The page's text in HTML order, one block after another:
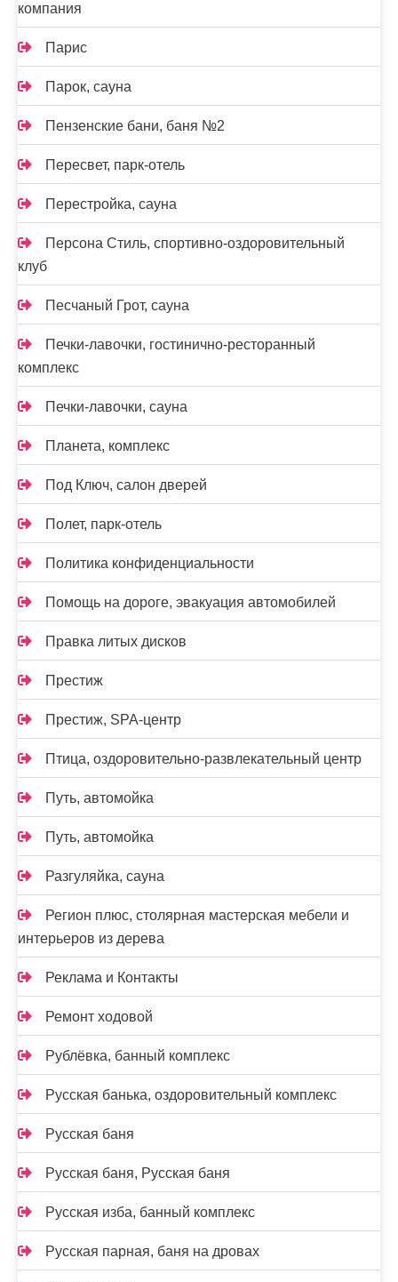
компания
Парис
Парок, сауна
Пензенские бани, баня №2
Пересвет, парк-отель
Перестройка, сауна
Персона Стиль, спортивно-оздоровительный
клуб
Песчаный Грот, сауна
Печки-лавочки, гостинично-ресторанный
комплекс
Печки-лавочки, сауна
Планета, комплекс
Под Ключ, салон дверей
Полет, парк-отель
Политика конфиденциальности
Помощь на дороге, эвакуация автомобилей
Правка литых дисков
Престиж
Престиж, SPA-центр
Птица, оздоровительно-развлекательный центр
Путь, автомойка
Путь, автомойка
Разгуляйка, сауна
Регион плюс, столярная мастерская мебели и
интерьеров из дерева
Реклама и Контакты
Ремонт ходовой
Рублёвка, банный комплекс
Русская банька, оздоровительный комплекс
Русская баня
Русская баня, Русская баня
Русская изба, банный комплекс
Русская парная, баня на дровах